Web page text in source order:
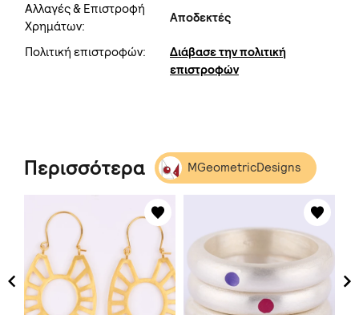
Αλλαγές & Επιστροφή
Χρημάτων:
Αποδεκτές
Πολιτική επιστροφών:
Διάβασε την πολιτική
επιστροφών
Περισσότερα MGeometricDesigns